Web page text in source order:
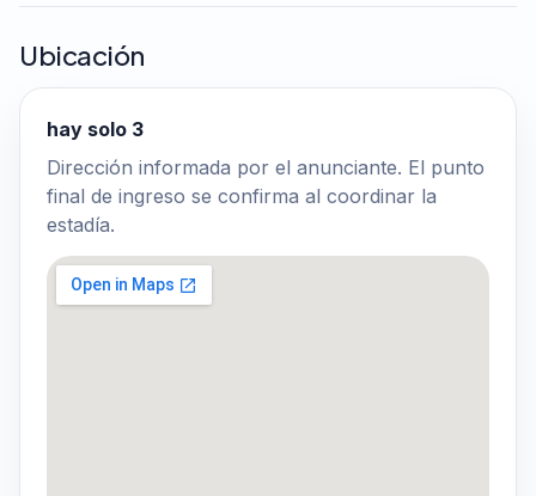
Ubicación
hay solo 3
Dirección informada por el anunciante. El punto
final de ingreso se confirma al coordinar la
estadía.